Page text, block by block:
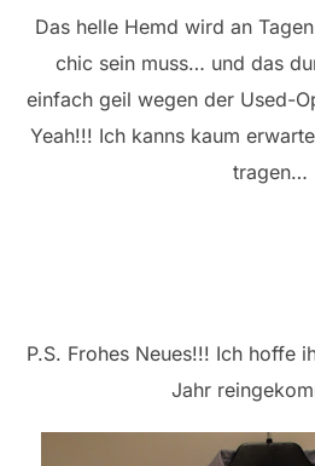
Das helle Hemd wird an
chic sein muss… und das
einfach geil wegen der Used-
Yeah!!! Ich kanns kaum
tragen…
P.S. Frohes Neues!!! Ich hoffe
Jahr